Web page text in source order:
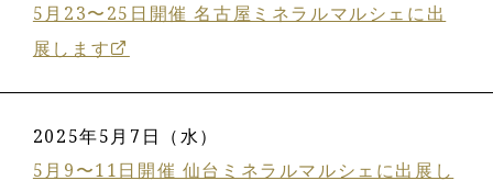
5月23〜25日開催 名古屋ミネラルマルシェに出
展します
2025年5月7日（水）
5月9〜11日開催 仙台ミネラルマルシェに出展し